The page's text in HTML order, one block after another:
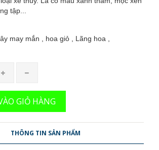
tập...
may mắn , hoa giỏ , Lãng hoa ,
GIỎ HÀNG
THÔNG TIN SẢN PHẨM